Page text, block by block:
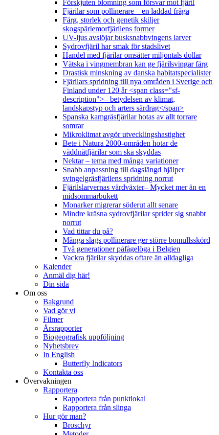
Förskjuten blomning som försvar mot fjäril
Fjärilar som pollinerare – en laddad fråga
Färg, storlek och genetik skiljer
skogspärlemorfjärilens former
UV-ljus avslöjar busksnabbvingens larver
Sydrovfjäril har smak för stadslivet
Handel med fjärilar omsätter miljontals dollar
Vätska i vingmembran kan ge fjärilsvingar färg
Drastisk minskning av danska habitatspecialister
Fjärilars spridning till nya områden i Sverige och
Finland under 120 år <span class="sf-
description">– betydelsen av klimat,
landskapstyp och arters särdrag</span>
Spanska kamgräsfjärilar hotas av allt torrare
somrar
Mikroklimat avgör utvecklingshastighet
Bete i Natura 2000-områden hotar de
väddnätfjärilar som ska skyddas
Nektar – tema med många variationer
Snabb anpassning till dagslängd hjälper
svingelgräsfjärilens spridning norrut
Fjärilslarvernas värdväxter– Mycket mer än en
midsommarbukett
Monarker migrerar söderut allt senare
Mindre kräsna sydrovfjärilar sprider sig snabbt
norrut
Vad tittar du på?
Många slags pollinerare ger större bomullsskörd
Två generationer påfågelöga i Belgien
Vackra fjärilar skyddas oftare än alldagliga
Kalender
Anmäl dig här!
Din sida
Om oss
Bakgrund
Vad gör vi
Filmer
Årsrapporter
Biogeografisk uppföljning
Nyhetsbrev
In English
Butterfly Indicators
Kontakta oss
Övervakningen
Rapportera
Rapportera från punktlokal
Rapportera från slinga
Hur gör man?
Broschyr